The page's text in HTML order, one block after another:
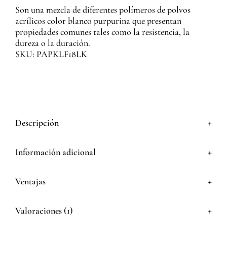
Son una mezcla de diferentes polímeros de polvos
acrílicos color blanco purpurina que presentan
propiedades comunes tales como la resistencia, la
dureza o la duración.
SKU: PAPKLF18LK
Descripción +
Información adicional +
Ventajas +
Valoraciones (1) +